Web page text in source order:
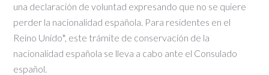
una declaración de voluntad expresando que no se quiere
perder la nacionalidad española. Para residentes en el
Reino Unido*, este trámite de conservación de la
nacionalidad española se lleva a cabo ante el Consulado
español.